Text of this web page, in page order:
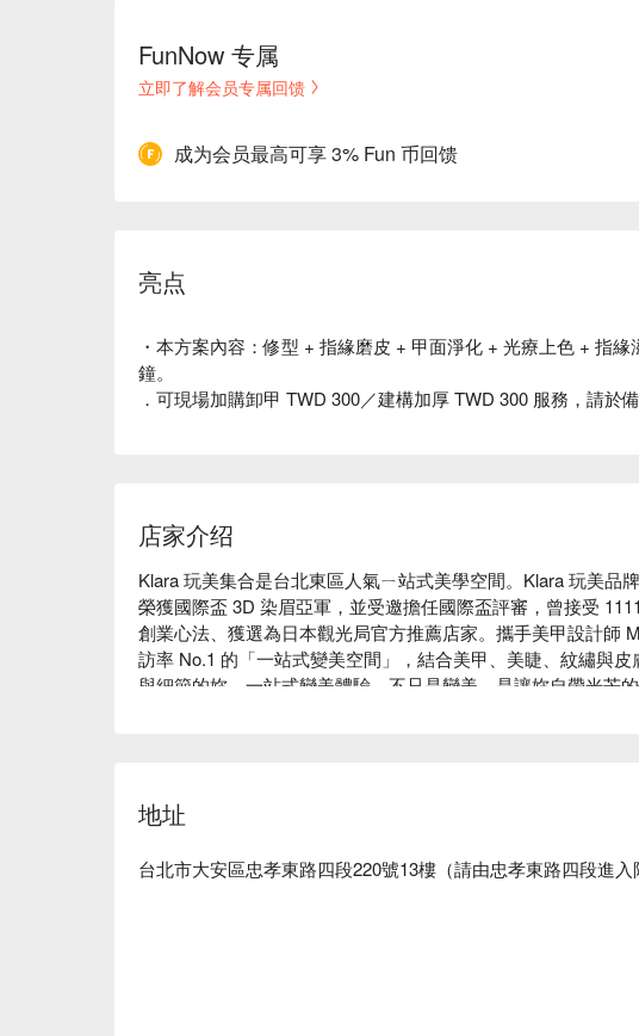
FunNow 专属
立即了解会员专属回馈
成为会员最高可享 3% Fun 币回馈
亮点
・本方案內容：修型 + 指緣磨皮 + 甲面淨化 + 光療上色 + 指
鐘。
．可現場加購卸甲 TWD 300／建構加厚 TWD 300 服務，請於備
店家介绍
Klara 玩美集合是台北東區人氣ㄧ站式美學空間。Klara 玩美品
榮獲國際盃 3D 染眉亞軍，並受邀擔任國際盃評審，曾接受
創業心法、獲選為日本觀光局官方推薦店家。攜手美甲設計師
訪率 No.1 的「一站式變美空間」，結合美甲、美睫、紋繡與
與細節的妳，一站式變美體驗。不只是變美，是讓妳自帶光芒的
地址
台北市大安區忠孝東路四段220號13樓（請由忠孝東路四段進入